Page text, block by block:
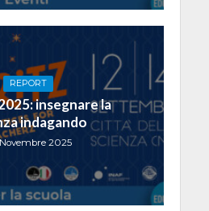
REPORT
insegnare la
indagando
2025